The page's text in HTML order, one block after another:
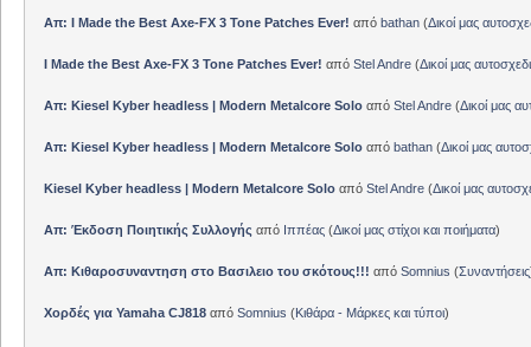
Απ: I Made the Best Axe-FX 3 Tone Patches Ever! από bathan(Δικοί μας
I Made the Best Axe-FX 3 Tone Patches Ever! από Stel Andre(Δικοί μας
Απ: Kiesel Kyber headless | Modern Metalcore Solo από Stel Andre(Δικοί μας
Απ: Kiesel Kyber headless | Modern Metalcore Solo από bathan(Δικοί μας
Kiesel Kyber headless | Modern Metalcore Solo από Stel Andre(Δικοί μας
Απ: Έκδοση Ποιητικής Συλλογής από Ιππέας(Δικοί μας στίχοι και ποιήματα)
Απ: Κιθαροσυναντηση στο Βασιλειο του σκότους!!! από Somnius (Συναντήσεις
Χορδές για Yamaha CJ818από Somnius (Κιθάρα - Μάρκες και τύποι)